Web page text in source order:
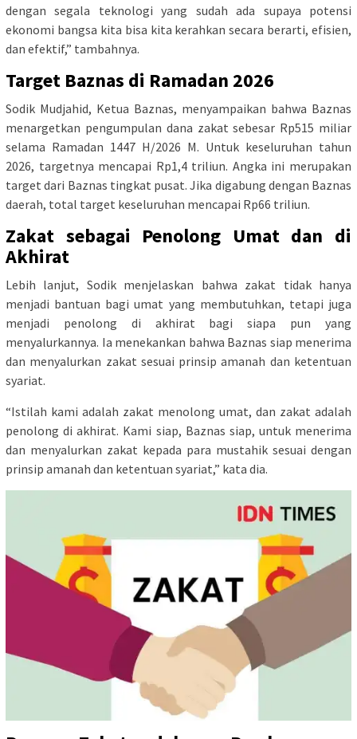
dengan segala teknologi yang sudah ada supaya potensi
ekonomi bangsa kita bisa kita kerahkan secara berarti, efisien,
dan efektif,” tambahnya.
Target Baznas di Ramadan 2026
Sodik Mudjahid, Ketua Baznas, menyampaikan bahwa Baznas
menargetkan pengumpulan dana zakat sebesar Rp515 miliar
selama Ramadan 1447 H/2026 M. Untuk keseluruhan tahun
2026, targetnya mencapai Rp1,4 triliun. Angka ini merupakan
target dari Baznas tingkat pusat. Jika digabung dengan Baznas
daerah, total target keseluruhan mencapai Rp66 triliun.
Zakat sebagai Penolong Umat dan di
Akhirat
Lebih lanjut, Sodik menjelaskan bahwa zakat tidak hanya
menjadi bantuan bagi umat yang membutuhkan, tetapi juga
menjadi penolong di akhirat bagi siapa pun yang
menyalurkannya. Ia menekankan bahwa Baznas siap menerima
dan menyalurkan zakat sesuai prinsip amanah dan ketentuan
syariat.
“Istilah kami adalah zakat menolong umat, dan zakat adalah
penolong di akhirat. Kami siap, Baznas siap, untuk menerima
dan menyalurkan zakat kepada para mustahik sesuai dengan
prinsip amanah dan ketentuan syariat,” kata dia.